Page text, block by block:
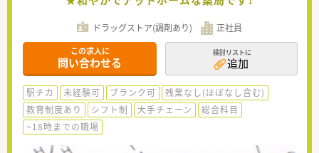
ドラッグストア(調剤あり) 正社員
この求人に
問い合わせる
検討リストに
追加
駅チカ 未経験可 ブランク可
残業なし(ほぼなし含む)
教育制度あり
シフト制 大手チェーン
総合科目
~18時までの職場